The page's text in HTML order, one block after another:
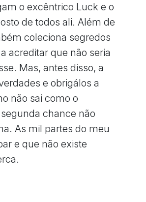
o excêntrico Luck e o
de todos ali. Além de
coleciona segredos
acreditar que não seria
Mas, antes disso, a
e obrigálos a
não sai como o
chance não
As mil partes do meu
e que não existe